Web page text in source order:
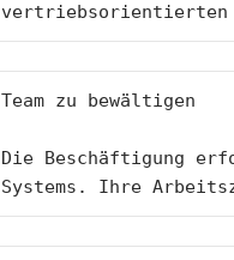
vertriebsorientierten
Team zu bewältigen
Die Beschäftigung
Systems. Ihre